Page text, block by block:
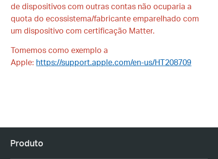
de dispositivos com outras contas não ocuparia a
quota do ecossistema/fabricante emparelhado com
um dispositivo com certificação Matter.
Tomemos como exemplo a
Apple: https://support.apple.com/en-us/HT208709
Produto